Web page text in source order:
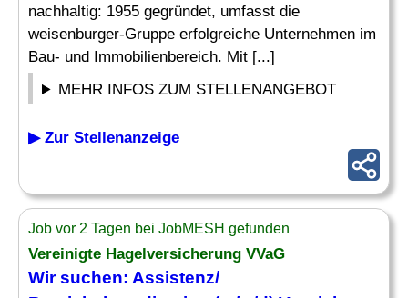
nachhaltig: 1955 gegründet, umfasst die
weisenburger-Gruppe erfolgreiche Unternehmen im
Bau- und Immobilienbereich. Mit [...]
MEHR INFOS ZUM STELLENANGEBOT
▶ Zur Stellenanzeige
Job vor 2 Tagen bei JobMESH gefunden
Vereinigte Hagelversicherung VVaG
Wir suchen: Assistenz/